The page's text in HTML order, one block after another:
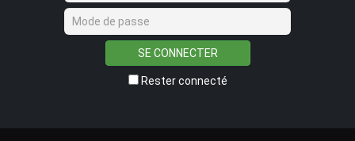
SE CONNECTER
Rester connecté